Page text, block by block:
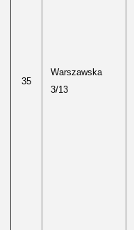
35
Warszawska
3/13